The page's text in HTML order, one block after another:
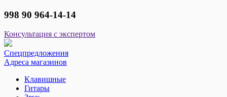
998 90 964-14-14
Консультация с экспертом
Спецпредложения
Адреса магазинов
Клавишные
Гитары